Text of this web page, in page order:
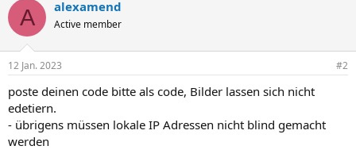
A alexamend
Active member
12 Jan. 2023 #2
poste deinen code bitte als code, Bilder lassen sich nicht
edetiern.
- übrigens müssen lokale IP Adressen nicht blind gemacht
werden